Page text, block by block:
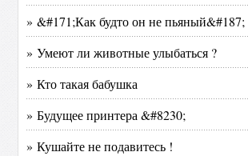
» &#171;Как будто он не пьяный&#187;
» Умеют ли животные улыбаться ?
» Кто такая бабушка
» Будущее принтера &#8230;
» Кушайте не подавитесь !